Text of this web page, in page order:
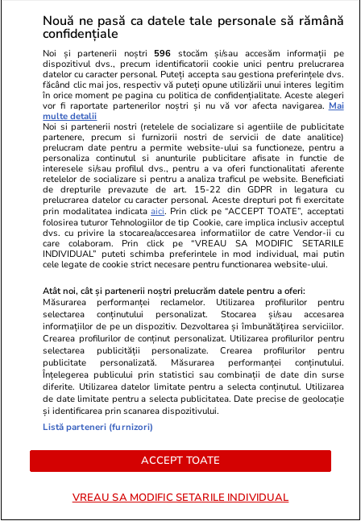
gunoiul din Porumbeni
Știri România 18:34
Rezultatele loto din 23 iulie 2026. Numerele
câștigătoare extrase joi
Știri România 10:00
Statul n-a fost în stare să vândă casa lui
Gheorghe Dincă, ajunsă o ruină la 7 ani de la
cazul Caracal. „Asta ar trebui dărâmată!”
Sănătate și Fitness 20:20
Încă un bebeluș a murit
așteptând un pat liber la secția
Sănătate și
Admiterea
Record de
Nouă ne pasă ca datele tale personale să rămână
confidențiale
Noi și partenerii noștri 596 stocăm și/sau accesăm informații pe
dispozitivul dvs., precum identificatorii cookie unici pentru prelucrarea
datelor cu caracter personal. Puteți accepta sau gestiona preferințele dvs.
făcând clic mai jos, respectiv vă puteți opune utilizării unui interes legitim
în orice moment pe pagina cu politica de confidențialitate. Aceste alegeri
vor fi raportate partenerilor noștri și nu vă vor afecta navigarea. Mai
multe detalii
Noi si partenerii nostri (retelele de socializare si agentiile de publicitate
partenere, precum si furnizorii nostri de servicii de date analitice)
prelucram date pentru a permite website-ului sa functioneze, pentru a
personaliza continutul si anunturile publicitare afisate in functie de
interesele si/sau profilul dvs., pentru a va oferi functionalitati aferente
retelelor de socializare si pentru a analiza traficul pe website. Beneficiati
de drepturile prevazute de art. 15-22 din GDPR in legatura cu
prelucrarea datelor cu caracter personal. Aceste drepturi pot fi exercitate
prin modalitatea indicataaici. Prin click pe “ACCEPT TOATE”, acceptati
folosirea tuturor Tehnologiilor de tip Cookie, care implica inclusiv acceptul
dvs. cu privire la stocarea/accesarea informatiilor de catre Vendor-ii cu
care colaboram. Prin click pe “VREAU SA MODIFIC SETARILE
INDIVIDUAL” puteti schimba preferintele in mod individual, mai putin
cele legate de cookie strict necesare pentru functionarea website-ului.
Atât noi, cât și partenerii noștri prelucrăm datele pentru a oferi:
Măsurarea performanței reclamelor. Utilizarea profilurilor pentru
selectarea conținutului personalizat. Stocarea și/sau accesarea
informațiilor de pe un dispozitiv. Dezvoltarea și îmbunătățirea serviciilor.
Crearea profilurilor de conținut personalizat. Utilizarea profilurilor pentru
selectarea publicității personalizate. Crearea profilurilor pentru
publicitate personalizată. Măsurarea performanței conținutului.
Înțelegerea publicului prin statistici sau combinații de date din surse
diferite. Utilizarea datelor limitate pentru a selecta conținutul. Utilizarea
de date limitate pentru a selecta publicitatea. Date precise de geolocație
și identificarea prin scanarea dispozitivului.
Listă parteneri (furnizori)
ACCEPT TOATE
VREAU SA MODIFIC SETARILE INDIVIDUAL